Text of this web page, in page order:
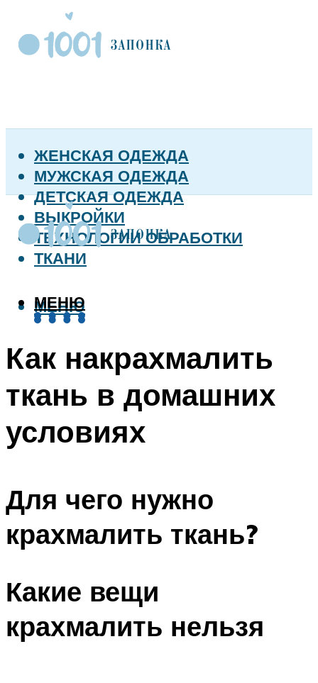
ЖЕНСКАЯ ОДЕЖДА
МУЖСКАЯ ОДЕЖДА
ДЕТСКАЯ ОДЕЖДА
ВЫКРОЙКИ
ТЕХНОЛОГИИ ОБРАБОТКИ
ТКАНИ
МЕНЮ
МЕНЮ
Как накрахмалить
ткань в домашних
условиях
Для чего нужно
крахмалить ткань?
Какие вещи
крахмалить нельзя